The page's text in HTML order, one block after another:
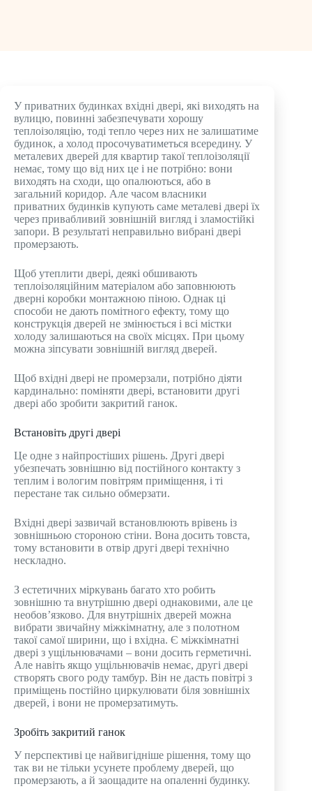
У приватних будинках вхідні двері, які виходять на
вулицю, повинні забезпечувати хорошу
теплоізоляцію, тоді тепло через них не залишатиме
будинок, а холод просочуватиметься всередину. У
металевих дверей для квартир такої теплоізоляції
немає, тому що від них це і не потрібно: вони
виходять на сходи, що опалюються, або в
загальний коридор. Але часом власники
приватних будинків купують саме металеві двері їх
через привабливий зовнішній вигляд і зламостійкі
запори. В результаті неправильно вибрані двері
промерзають.
Щоб утеплити двері, деякі обшивають
теплоізоляційним матеріалом або заповнюють
дверні коробки монтажною піною. Однак ці
способи не дають помітного ефекту, тому що
конструкція дверей не змінюється і всі містки
холоду залишаються на своїх місцях. При цьому
можна зіпсувати зовнішній вигляд дверей.
Щоб вхідні двері не промерзали, потрібно діяти
кардинально: поміняти двері, встановити другі
двері або зробити закритий ганок.
Встановіть другі двері
Це одне з найпростіших рішень. Другі двері
убезпечать зовнішню від постійного контакту з
теплим і вологим повітрям приміщення, і ті
перестане так сильно обмерзати.
Вхідні двері зазвичай встановлюють врівень із
зовнішньою стороною стіни. Вона досить товста,
тому встановити в отвір другі двері технічно
нескладно.
З естетичних міркувань багато хто робить
зовнішню та внутрішню двері однаковими, але це
необов’язково. Для внутрішніх дверей можна
вибрати звичайну міжкімнатну, але з полотном
такої самої ширини, що і вхідна. Є міжкімнатні
двері з ущільнювачами – вони досить герметичні.
Але навіть якщо ущільнювачів немає, другі двері
створять свого роду тамбур. Він не дасть повітрі з
приміщень постійно циркулювати біля зовнішніх
дверей, і вони не промерзатимуть.
Зробіть закритий ганок
У перспективі це найвигідніше рішення, тому що
так ви не тільки усунете проблему дверей, що
промерзають, а й заощадите на опаленні будинку.